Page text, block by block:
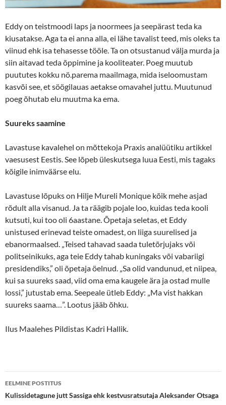
Eddy on teistmoodi laps ja noormees ja seepärast teda ka
kiusatakse. Aga ta ei anna alla, ei lähe tavalist teed, mis oleks ta
viinud ehk isa tehasesse tööle. Ta on otsustanud välja murda ja
siin aitavad teda õppimine ja kooliteater. Poeg muutub
puututes kokku nö.parema maailmaga, mida iseloomustam
kasvõi see, et söögilauas aetakse omavahel juttu. Muutunud
poeg õhutab elu muutma ka ema.
Suureks saamine
Lavastuse kavalehel on mõttekoja Praxis analüütiku artikkel
vaesusest Eestis. See lõpeb üleskutsega luua Eesti, mis tagaks
kõigile inimväärse elu.
Lavastuse lõpuks on Hilje Mureli Monique kõik mehe asjad
rõdult alla visanud. Ja ta räägib pojale loo, kuidas teda kooli
kutsuti, kui too oli 6aastane. Õpetaja seletas, et Eddy
unistused erinevad teiste omadest, on liiga suurelised ja
ebanormaalsed. „Teised tahavad saada tuletõrjujaks või
politseinikuks, aga teie Eddy tahab kuningaks või vabariigi
presidendiks,” oli õpetaja öelnud. „Sa olid vandunud, et niipea,
kui sa suureks saad, viid oma ema kaugele ära ja ostad mulle
lossi,” jutustab ema. Seepeale ütleb Eddy: „Ma vist hakkan
suureks saama…”. Lootus jääb õhku.
Ilus Maalehes Pildistas Kadri Hallik.
Postituste
töölaud
EELMINE POSTITUS
Kulissidetagune jutt Sassiga ehk kestvusratsutaja Aleksander Otsaga